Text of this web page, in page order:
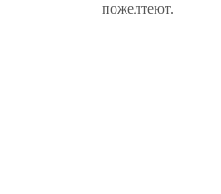
пожелтеют.